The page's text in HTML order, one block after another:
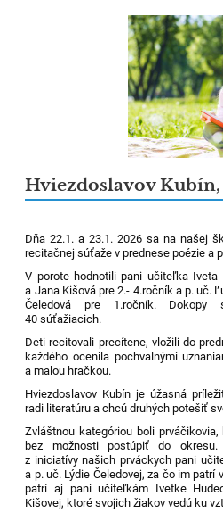
Hviezdoslavov
Dňa 22.1. a 23.1. 2026 sa na našej
recitačnej súťaže v prednese poézie a
V porote hodnotili pani učiteľka Iveta
a Jana Kišová pre 2.- 4.ročník a p. uč.
Čeledová pre 1.ročník.
40 súťažiacich.
Deti recitovali precítene, vložili do
každého ocenila pochvalnými
a malou hračkou.
Hviezdoslavov Kubín je úžasná
radi literatúru a chcú druhých potešiť
Zvláštnou kategóriou boli
bez možnosti postúpiť do
z iniciatívy našich prváckych pani
a p. uč. Lýdie Čeledovej, za čo im
patrí aj pani učiteľkám Ivetke
Kišovej, ktoré svojich žiakov vedú ku